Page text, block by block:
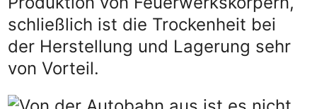
schließlich ist die Trockenheit bei
der Herstellung und Lagerung sehr
von Vorteil.